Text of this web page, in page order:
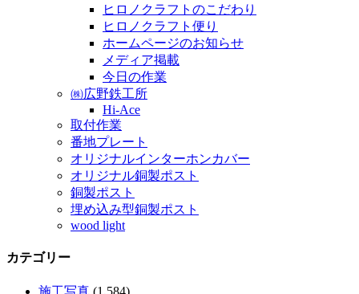
ヒロノクラフトのこだわり
ヒロノクラフト便り
ホームページのお知らせ
メディア掲載
今日の作業
㈱広野鉄工所
Hi-Ace
取付作業
番地プレート
オリジナルインターホンカバー
オリジナル銅製ポスト
銅製ポスト
埋め込み型銅製ポスト
wood light
カテゴリー